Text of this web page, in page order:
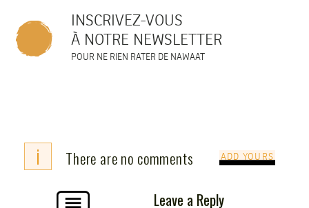
INSCRIVEZ-VOUS
À NOTRE NEWSLETTER
POUR NE RIEN RATER DE NAWAAT
i There are no comments ADD YOURS
Leave a Reply